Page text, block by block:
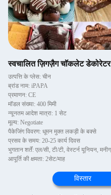
स्वचालित ज़िगज़ैग चॉकलेट
उत्पत्ति के प्लेस: चीन
ब्रांड नाम: iPAPA
प्रमाणन: CE
मॉडल संख्या: 400 मिमी
न्यूनतम आदेश मात्रा: 1 सेट
मूल्य: Negotiate
पैकेजिंग विवरण: धूमन मुक्त लकड़ी के बक्से
प्रसव के समय: 20-25 कार्य दिवस
भुगतान शर्तें: एल/सी, टी/टी, वेस्टर्न यूनियन,
आपूर्ति की क्षमता: 2सेट/माह
विस्तार